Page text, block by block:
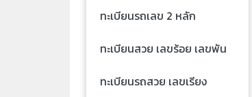
ทะเบียนรถเลข 2 หลัก
ทะเบียนสวย เลขร้อย เลขพัน
ทะเบียนรถสวย เลขเรียง